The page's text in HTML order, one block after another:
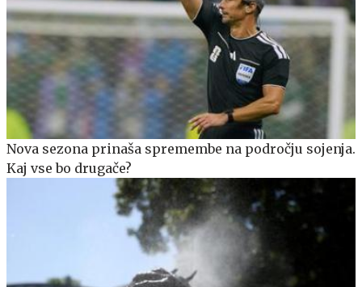
Nova sezona prinaša spremembe na področju sojenja.
Kaj vse bo drugače?